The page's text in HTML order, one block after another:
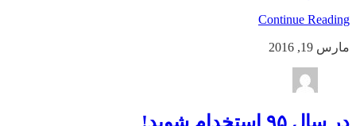
Continue Reading
مارس 19, 2016